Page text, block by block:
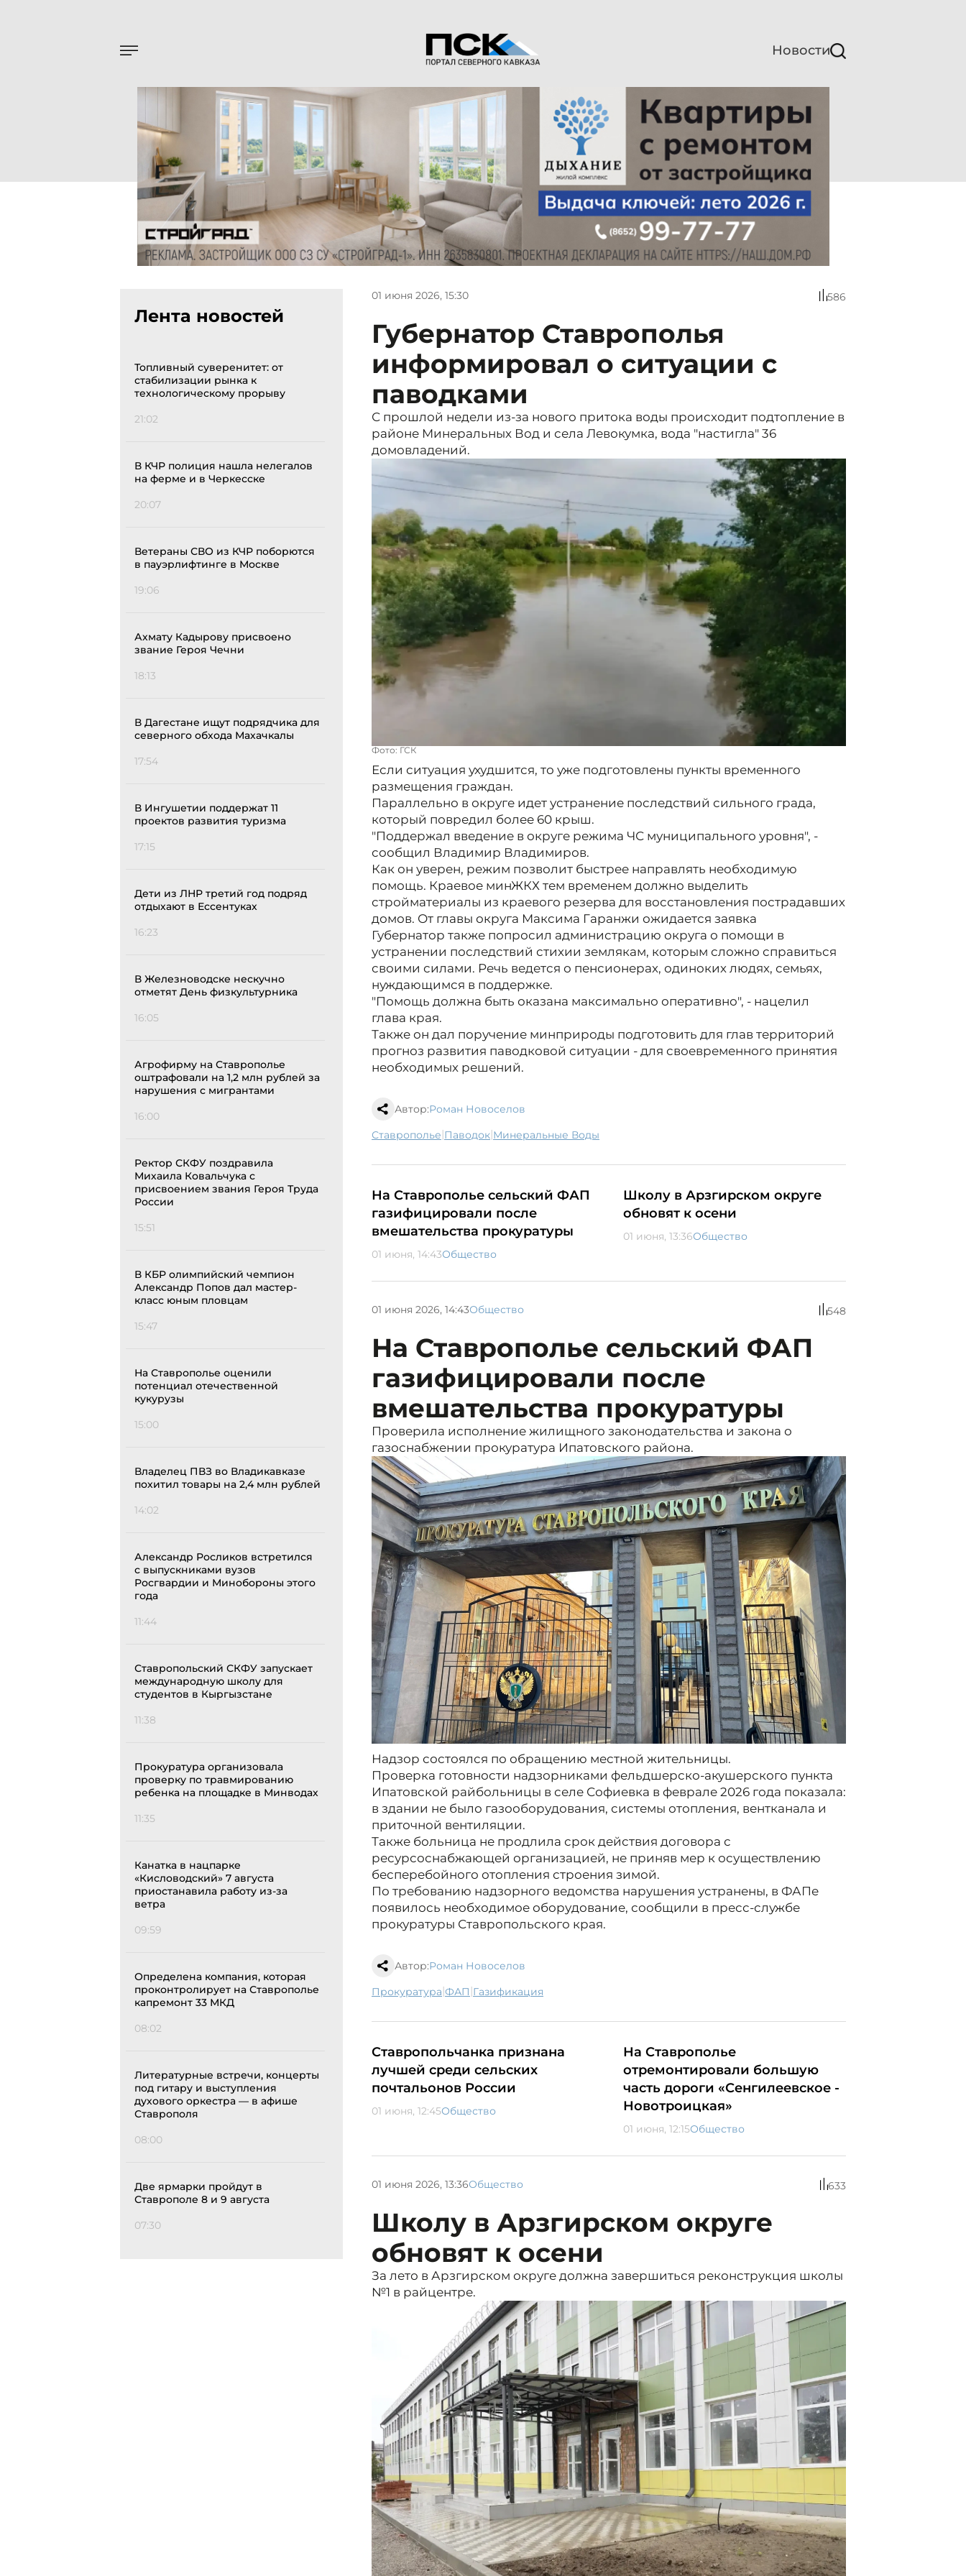
Новости
Лента новостей
Топливный суверенитет: от
стабилизации рынка к
технологическому прорыву
21:02
В КЧР полиция нашла нелегалов
на ферме и в Черкесске
20:07
Ветераны СВО из КЧР поборются
в пауэрлифтинге в Москве
19:06
Ахмату Кадырову присвоено
звание Героя Чечни
18:13
В Дагестане ищут подрядчика для
северного обхода Махачкалы
17:54
В Ингушетии поддержат 11
проектов развития туризма
17:15
Дети из ЛНР третий год подряд
отдыхают в Ессентуках
16:23
В Железноводске нескучно
отметят День физкультурника
16:05
Агрофирму на Ставрополье
оштрафовали на 1,2 млн рублей за
нарушения с мигрантами
16:00
Ректор СКФУ поздравила
Михаила Ковальчука с
присвоением звания Героя Труда
России
15:51
В КБР олимпийский чемпион
Александр Попов дал мастер-
класс юным пловцам
15:47
На Ставрополье оценили
потенциал отечественной
кукурузы
15:00
Владелец ПВЗ во Владикавказе
похитил товары на 2,4 млн рублей
14:02
Александр Росликов встретился
с выпускниками вузов
Росгвардии и Минобороны этого
года
11:44
Ставропольский СКФУ запускает
международную школу для
студентов в Кыргызстане
11:38
Прокуратура организовала
проверку по травмированию
ребенка на площадке в Минводах
11:35
Канатка в нацпарке
«Кисловодский» 7 августа
приостанавила работу из-за
ветра
09:59
Определена компания, которая
проконтролирует на Ставрополье
капремонт 33 МКД
08:02
Литературные встречи, концерты
под гитару и выступления
духового оркестра — в афише
Ставрополя
08:00
Две ярмарки пройдут в
Ставрополе 8 и 9 августа
07:30
01 июня 2026, 15:30 586
Губернатор Ставрополья
информировал о ситуации с
паводками
С прошлой недели из-за нового притока воды происходит подтопление в
районе Минеральных Вод и села Левокумка, вода "настигла" 36
домовладений.
Фото: ГСК
Если ситуация ухудшится, то уже подготовлены пункты временного
размещения граждан.
Параллельно в округе идет устранение последствий сильного града,
который повредил более 60 крыш.
"Поддержал введение в округе режима ЧС муниципального уровня", -
сообщил Владимир Владимиров.
Как он уверен, режим позволит быстрее направлять необходимую
помощь. Краевое минЖКХ тем временем должно выделить
стройматериалы из краевого резерва для восстановления пострадавших
домов. От главы округа Максима Гаранжи ожидается заявка
Губернатор также попросил администрацию округа о помощи в
устранении последствий стихии землякам, которым сложно справиться
своими силами. Речь ведется о пенсионерах, одиноких людях, семьях,
нуждающимся в поддержке.
"Помощь должна быть оказана максимально оперативно", - нацелил
глава края.
Также он дал поручение минприроды подготовить для глав территорий
прогноз развития паводковой ситуации - для своевременного принятия
необходимых решений.
Автор:Роман Новоселов
Ставрополье| паводок| Минеральные Воды
На Ставрополье сельский ФАП
газифицировали после
вмешательства прокуратуры
01 июня, 14:43Общество
Школу в Арзгирском округе
обновят к осени
01 июня, 13:36Общество
01 июня 2026, 14:43Общество 548
На Ставрополье сельский ФАП
газифицировали после
вмешательства прокуратуры
Проверила исполнение жилищного законодательства и закона о
газоснабжении прокуратура Ипатовского района.
Надзор состоялся по обращению местной жительницы.
Проверка готовности надзорниками фельдшерско-акушерского пункта
Ипатовской райбольницы в селе Софиевка в феврале 2026 года показала:
в здании не было газооборудования, системы отопления, вентканала и
приточной вентиляции.
Также больница не продлила срок действия договора с
ресурсоснабжающей организацией, не приняв мер к осуществлению
бесперебойного отопления строения зимой.
По требованию надзорного ведомства нарушения устранены, в ФАПе
появилось необходимое оборудование, сообщили в пресс-службе
прокуратуры Ставропольского края.
Автор:Роман Новоселов
прокуратура| ФАП | газификация
Ставропольчанка признана
лучшей среди сельских
почтальонов России
01 июня, 12:45Общество
На Ставрополье
отремонтировали большую
часть дороги «Сенгилеевское -
Новотроицкая»
01 июня, 12:15Общество
01 июня 2026, 13:36Общество 633
Школу в Арзгирском округе
обновят к осени
За лето в Арзгирском округе должна завершиться реконструкция школы
№1 в райцентре.